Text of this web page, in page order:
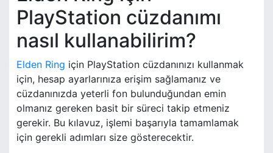
PlayStation cüzdanımı
nasıl kullanabilirim?
Elden Ring için PlayStation cüzdanınızı kullanmak
için, hesap ayarlarınıza erişim sağlamanız ve
cüzdanınızda yeterli fon bulunduğundan emin
olmanız gereken basit bir süreci takip etmeniz
gerekir. Bu kılavuz, işlemi başarıyla tamamlamak
için gerekli adımları size gösterecektir.